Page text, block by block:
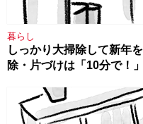
暮らし
しっかり大掃除して新年
除・片づけは「10分で！